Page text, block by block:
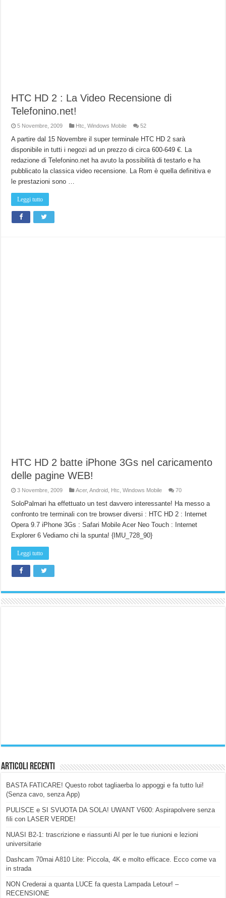
HTC HD 2 : La Video Recensione di
Telefonino.net!
5 Novembre, 2009 Htc ,Windows Mobile 52
A partire dal 15 Novembre il super terminale HTC HD 2 sarà
disponibile in tutti i negozi ad un prezzo di circa 600-649 €. La
redazione di Telefonino.net ha avuto la possibilità di testarlo e ha
pubblicato la classica video recensione. La Rom è quella definitiva e
le prestazioni sono …
Leggi tutto
HTC HD 2 batte iPhone 3Gs nel caricamento
delle pagine WEB!
3 Novembre, 2009 Acer,Android Htc ,Windows Mobile 70
SoloPalmari ha effettuato un test davvero interessante! Ha messo a
confronto tre terminali con tre browser diversi : HTC HD 2 : Internet
Opera 9.7 iPhone 3Gs : Safari Mobile Acer Neo Touch : Internet
Explorer 6 Vediamo chi la spunta! {IMU_728_90}
Leggi tutto
Articoli Recenti
BASTA FATICARE! Questo robot tagliaerba lo appoggi e fa tutto lui!
(Senza cavo, senza App)
PULISCE e SI SVUOTA DA SOLA! UWANT V600: Aspirapolvere senza
fili con LASER VERDE!
NUASI B2-1: trascrizione e riassunti AI per le tue riunioni e lezioni
universitarie
Dashcam 70mai A810 Lite: Piccola, 4K e molto efficace. Ecco come va
in strada
NON Crederai a quanta LUCE fa questa Lampada Letour! –
RECENSIONE